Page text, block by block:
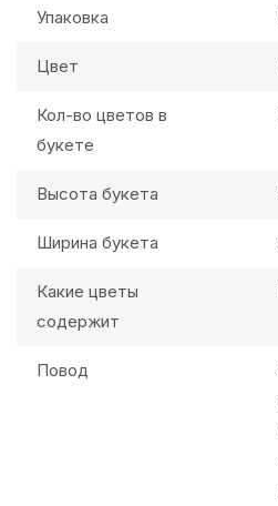
Упаковка
Цвет
Кол-во цветов в
букете
Высота букета
Ширина букета
Какие цветы
содержит
Повод